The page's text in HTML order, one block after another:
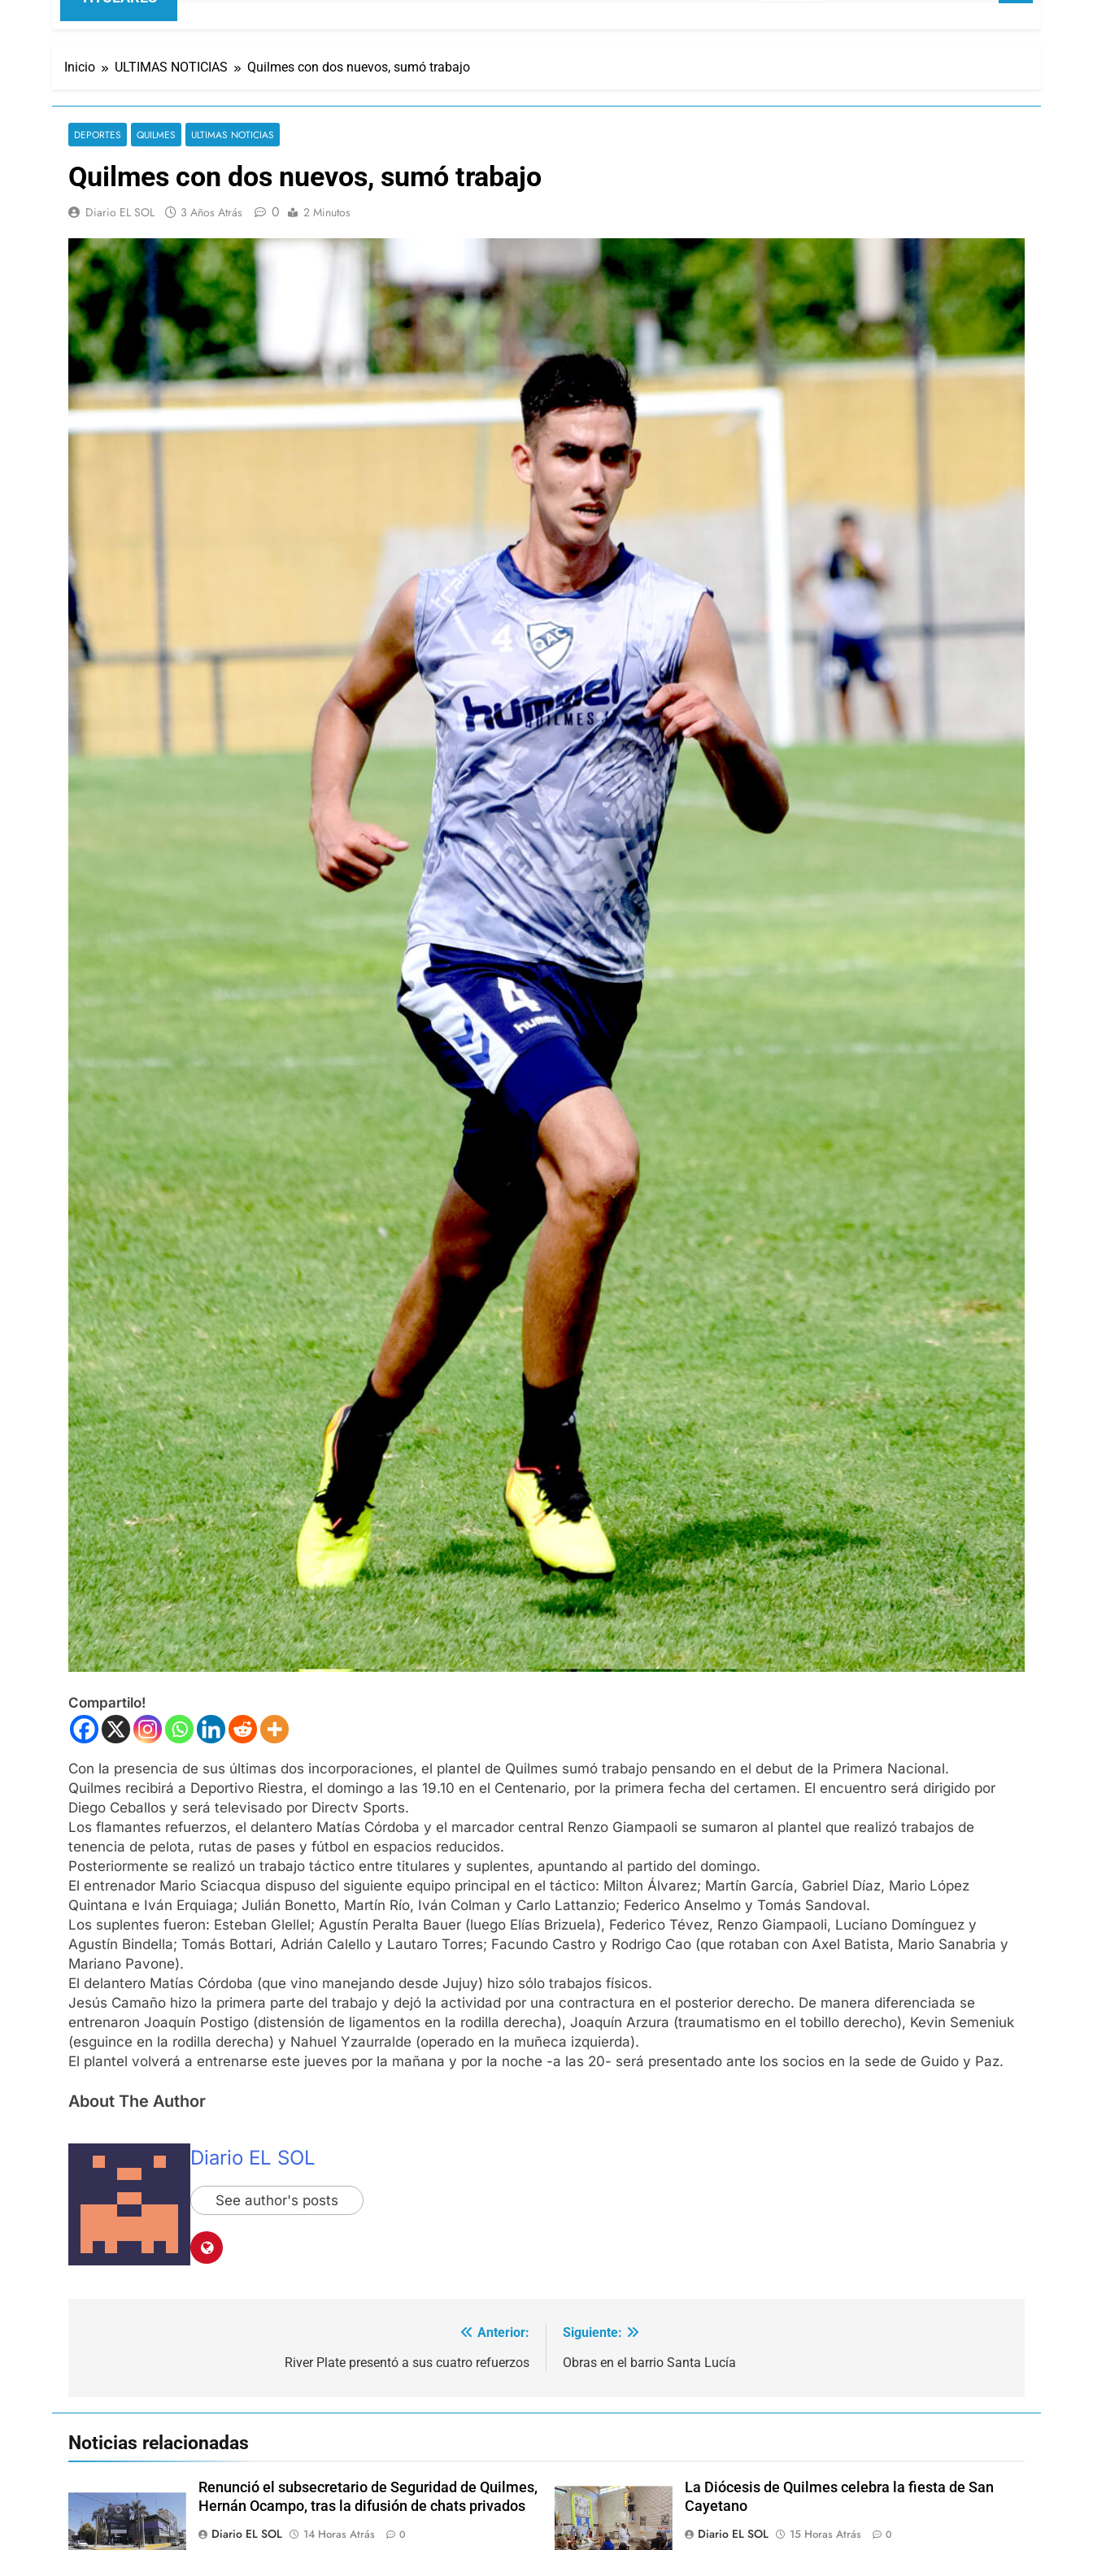
Inicio ULTIMAS NOTICIAS Quilmes con dos nuevos, sumó trabajo
DEPORTES QUILMES ULTIMAS NOTICIAS
Quilmes con dos nuevos, sumó trabajo
Diario EL SOL 3 Años Atrás 0 2 Minutos
Compartilo!
Con la presencia de sus últimas dos incorporaciones, el plantel de Quilmes sumó trabajo pensando en el debut de la Primera Nacional.
Quilmes recibirá a Deportivo Riestra, el domingo a las 19.10 en el Centenario, por la primera fecha del certamen. El encuentro será dirigido por
Diego Ceballos y será televisado por Directv Sports.
Los flamantes refuerzos, el delantero Matías Córdoba y el marcador central Renzo Giampaoli se sumaron al plantel que realizó trabajos de
tenencia de pelota, rutas de pases y fútbol en espacios reducidos.
Posteriormente se realizó un trabajo táctico entre titulares y suplentes, apuntando al partido del domingo.
El entrenador Mario Sciacqua dispuso del siguiente equipo principal en el táctico: Milton Álvarez; Martín García, Gabriel Díaz, Mario López
Quintana e Iván Erquiaga; Julián Bonetto, Martín Río, Iván Colman y Carlo Lattanzio; Federico Anselmo y Tomás Sandoval.
Los suplentes fueron: Esteban Glellel; Agustín Peralta Bauer (luego Elías Brizuela), Federico Tévez, Renzo Giampaoli, Luciano Domínguez y
Agustín Bindella; Tomás Bottari, Adrián Calello y Lautaro Torres; Facundo Castro y Rodrigo Cao (que rotaban con Axel Batista, Mario Sanabria y
Mariano Pavone).
El delantero Matías Córdoba (que vino manejando desde Jujuy) hizo sólo trabajos físicos.
Jesús Camaño hizo la primera parte del trabajo y dejó la actividad por una contractura en el posterior derecho. De manera diferenciada se
entrenaron Joaquín Postigo (distensión de ligamentos en la rodilla derecha), Joaquín Arzura (traumatismo en el tobillo derecho), Kevin Semeniuk
(esguince en la rodilla derecha) y Nahuel Yzaurralde (operado en la muñeca izquierda).
El plantel volverá a entrenarse este jueves por la mañana y por la noche -a las 20- será presentado ante los socios en la sede de Guido y Paz.
About The Author
Diario EL SOL
See author's posts
Anterior:
River Plate presentó a sus cuatro refuerzos
Siguiente:
Obras en el barrio Santa Lucía
Noticias relacionadas
Renunció el subsecretario de Seguridad de Quilmes,
Hernán Ocampo, tras la difusión de chats privados
Diario EL SOL
14 Horas Atrás 0
La Diócesis de Quilmes celebra la fiesta de San
Cayetano
Diario EL SOL
15 Horas Atrás 0